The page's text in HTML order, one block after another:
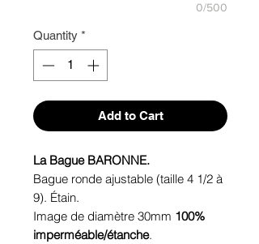
0/500
Quantity *
Add to Cart
La Bague BARONNE.
Bague ronde ajustable (taille 4 1/2 à
9). Étain.
Image de diamètre 30mm 100%
imperméable/étanche.